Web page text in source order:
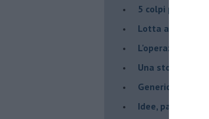
​5 colpi per
Lotta alla mafia
L'operazione
Una storiella
Genericismo
Idee, parole ed